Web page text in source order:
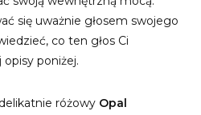
się uważnie głosem swojego
co ten głos Ci
poniżej.
różowy Opal